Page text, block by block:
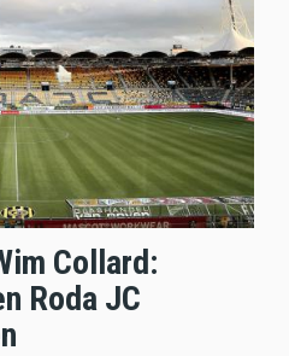
Collard:
Roda JC